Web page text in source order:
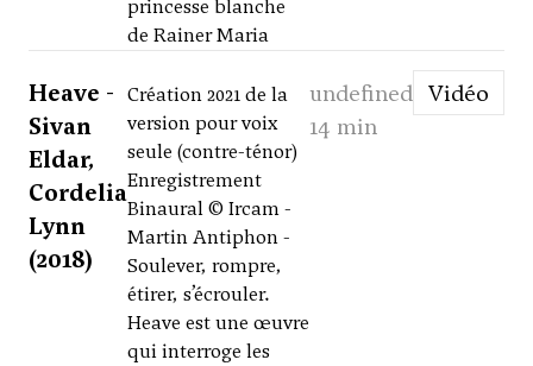
princesse blanche
de Rainer Maria
Heave -
Sivan
Eldar,
Cordelia
Lynn
(2018)
Création 2021 de la
version pour voix
seule (contre-ténor)
Enregistrement
Binaural © Ircam -
Martin Antiphon -
Soulever, rompre,
étirer, s’écrouler.
Heave est une œuvre
qui interroge les
undefined
14 min
Vidéo